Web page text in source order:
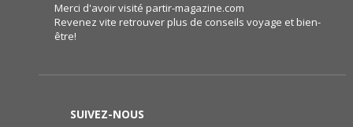
Merci d'avoir visité partir-magazine.com
Revenez vite retrouver plus de conseils voyage et bien-
être!
SUIVEZ-NOUS